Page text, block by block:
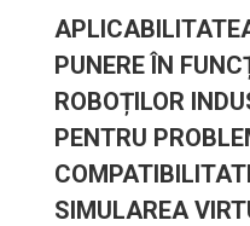
PUNERE ÎN
ROBOȚILOR
PENTRU
SIMULAREA